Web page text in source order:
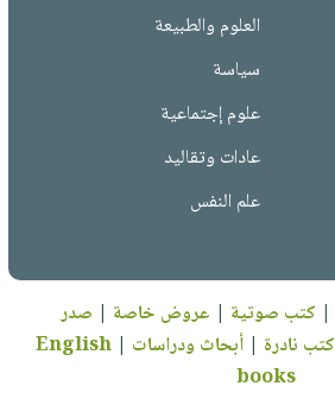
العلوم والطبيعة
سياسة
علوم إجتماعية
عادات وتقاليد
علم النفس
| كتب صوتية | عروض خاصة | صدر
كتب نادرة |أبحاث ودراسات |
English
books